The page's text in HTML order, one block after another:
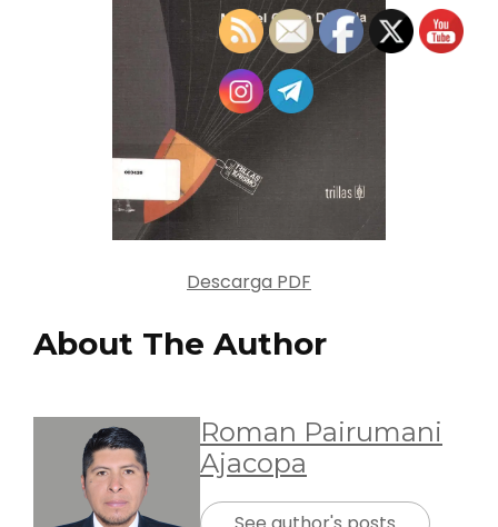
Descarga PDF
About The Author
Roman Pairumani
Ajacopa